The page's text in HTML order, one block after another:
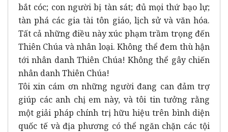
bắt cóc; con người bị tàn sát; đủ mọi thứ bạo lự;
tàn phá các gia tài tôn giáo, lịch sử và văn hóa.
Tất cả những điều này xúc phạm trầm trọng đến
Thiên Chúa và nhân loại. Không thể đem thù hận
tới nhân danh Thiên Chúa! Không thể gây chiến
nhân danh Thiên Chúa!
Tôi xin cám ơn những người đang can đảm trợ
giúp các anh chị em này, và tôi tin tưởng rằng
một giải pháp chính trị hữu hiệu trên bình diện
quốc tế và địa phương có thể ngăn chặn các tội